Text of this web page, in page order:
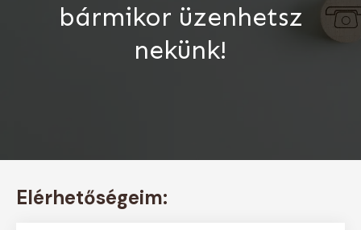
bármikor üzenhetsz
nekünk!
Elérhetőségeim: